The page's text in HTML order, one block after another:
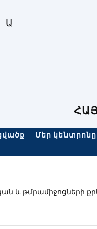
Ա
Մեր կենտրոնը
և թմրամիջոցների